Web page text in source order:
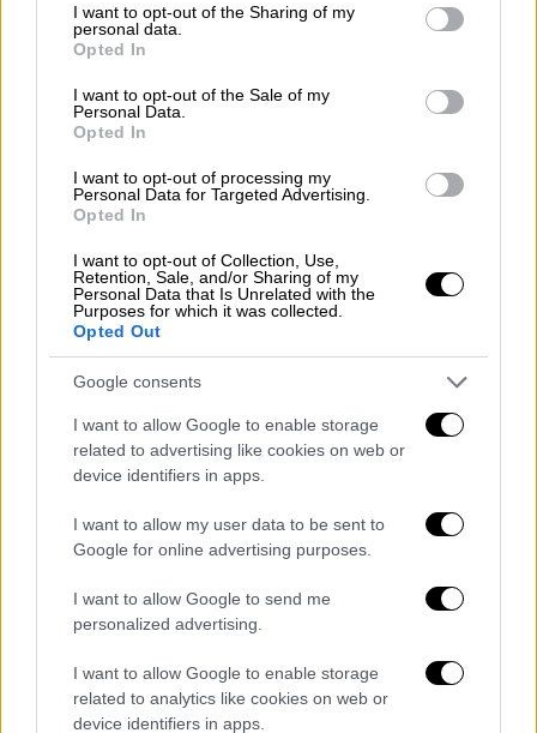
not limited to your visit or usage behaviour. You may click to
grant or deny consent to Google and its third-party tags to
use your data for below specified purposes in below Google
consent section.
I want to opt-out of the Sharing of my
personal data.
Opted In
I want to opt-out of the Sale of my
Personal Data.
Opted In
I want to opt-out of processing my
Personal Data for Targeted Advertising.
Opted In
I want to opt-out of Collection, Use,
Retention, Sale, and/or Sharing of my
Personal Data that Is Unrelated with the
Purposes for which it was collected.
Opted Out
Google consents
I want to allow Google to enable storage
related to advertising like cookies on web or
device identifiers in apps.
I want to allow my user data to be sent to
Google for online advertising purposes.
I want to allow Google to send me
personalized advertising.
I want to allow Google to enable storage
related to analytics like cookies on web or
device identifiers in apps.
Δείτε και τις απαντήσεις: